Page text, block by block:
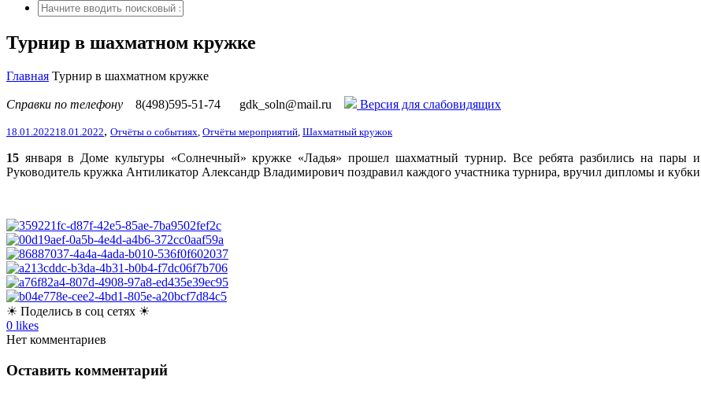
Турнир в шахматном кружке
Главная Турнир в шахматном кружке
Справки по телефону 8(498)595-51-74 gdk_soln@mail.ru Версия для слабовидящих
18.01.202218.01.2022, Отчёты о событиях Отчёты мероприятий Шахматный кружок
15 января в Доме культуры «Солнечный» кружке «Ладья» прошел шахматный турнир. Все ребята разбились на пары
Руководитель кружка Антиликатор Александр Владимирович поздравил каждого участника турнира, вручил дипломы и
☀ Поделись в соц сетях ☀
0 likes
Нет комментариев
Оставить комментарий